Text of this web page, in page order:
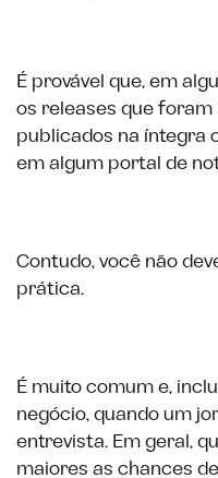
É provável que, em
os releases que
publicados na íntegra
em algum portal de
Contudo, você não
prática.
É muito comum e,
negócio, quando um
entrevista. Em geral,
maiores as chances